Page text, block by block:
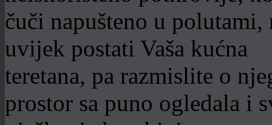
čuči napušteno u polutami,
uvijek postati Vaša kućna
teretana, pa razmislite o
prostor sa puno ogledala i